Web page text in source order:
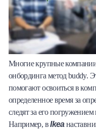
Многие крупные компании
онбординга метод buddy.
помогают освоиться в
определенное время за
следят за его погружением
Например, вIkea